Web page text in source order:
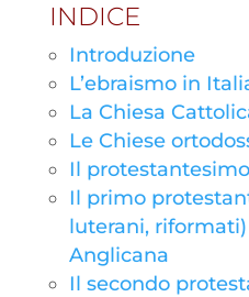
INDICE
Introduzione
L’ebraismo in
La Chiesa
Le Chiese
Il protestantesimo
Il primo
luterani,
Anglicana
Il secondo